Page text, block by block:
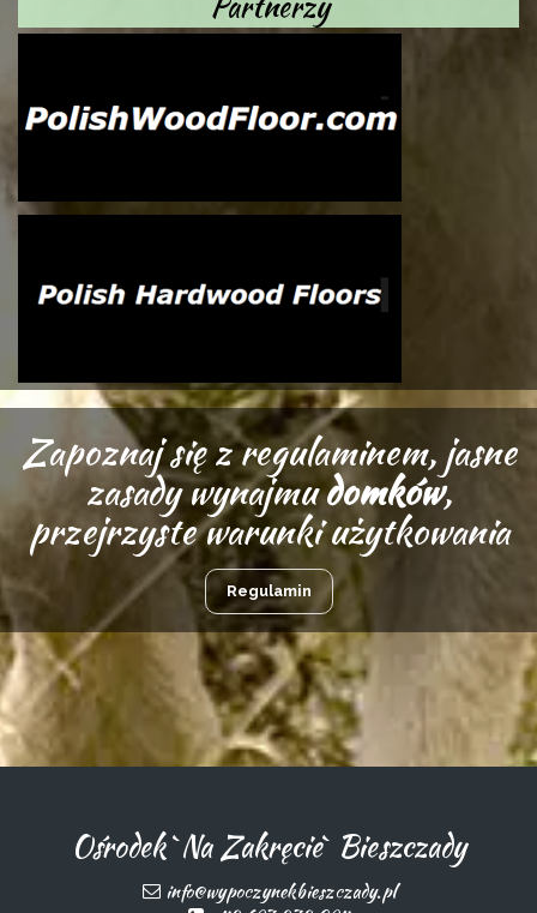
Zapoznaj się z regulaminem, jasne
zasady wynajmudomków,
przejrzyste warunki użytkowania
Regulamin
Ośrodek `Na Zakręcie` Bieszczady
info@wypoczynekbieszczady.pl